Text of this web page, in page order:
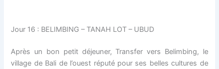
Jour 16 : BELIMBING – TANAH LOT – UBUD
Après un bon petit déjeuner, Transfer vers Belimbing, le
village de Bali de l’ouest réputé pour ses belles cultures de